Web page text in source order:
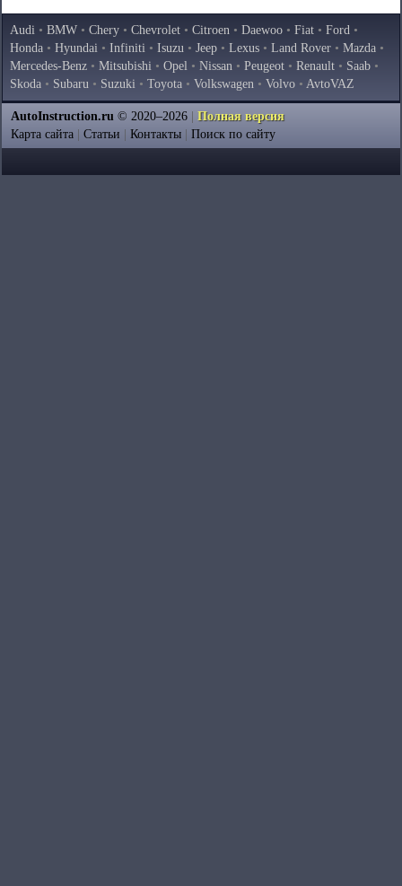
Audi • BMW • Chery • Chevrolet • Citroen • Daewoo • Fiat • Ford •
Honda • Hyundai • Infiniti • Isuzu • Jeep • Lexus • Land Rover • Mazda •
Mercedes-Benz • Mitsubishi • Opel • Nissan • Peugeot • Renault • Saab •
Skoda • Subaru • Suzuki • Toyota • Volkswagen • Volvo • AvtoVAZ
AutoInstruction.ru © 2020–2026
Полная версия
Карта сайта
Статьи Контакты Поиск по сайту